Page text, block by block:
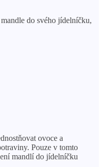
do svého jídelníčku,
ovoce a
Pouze v tomto
mandlí do jídelníčku